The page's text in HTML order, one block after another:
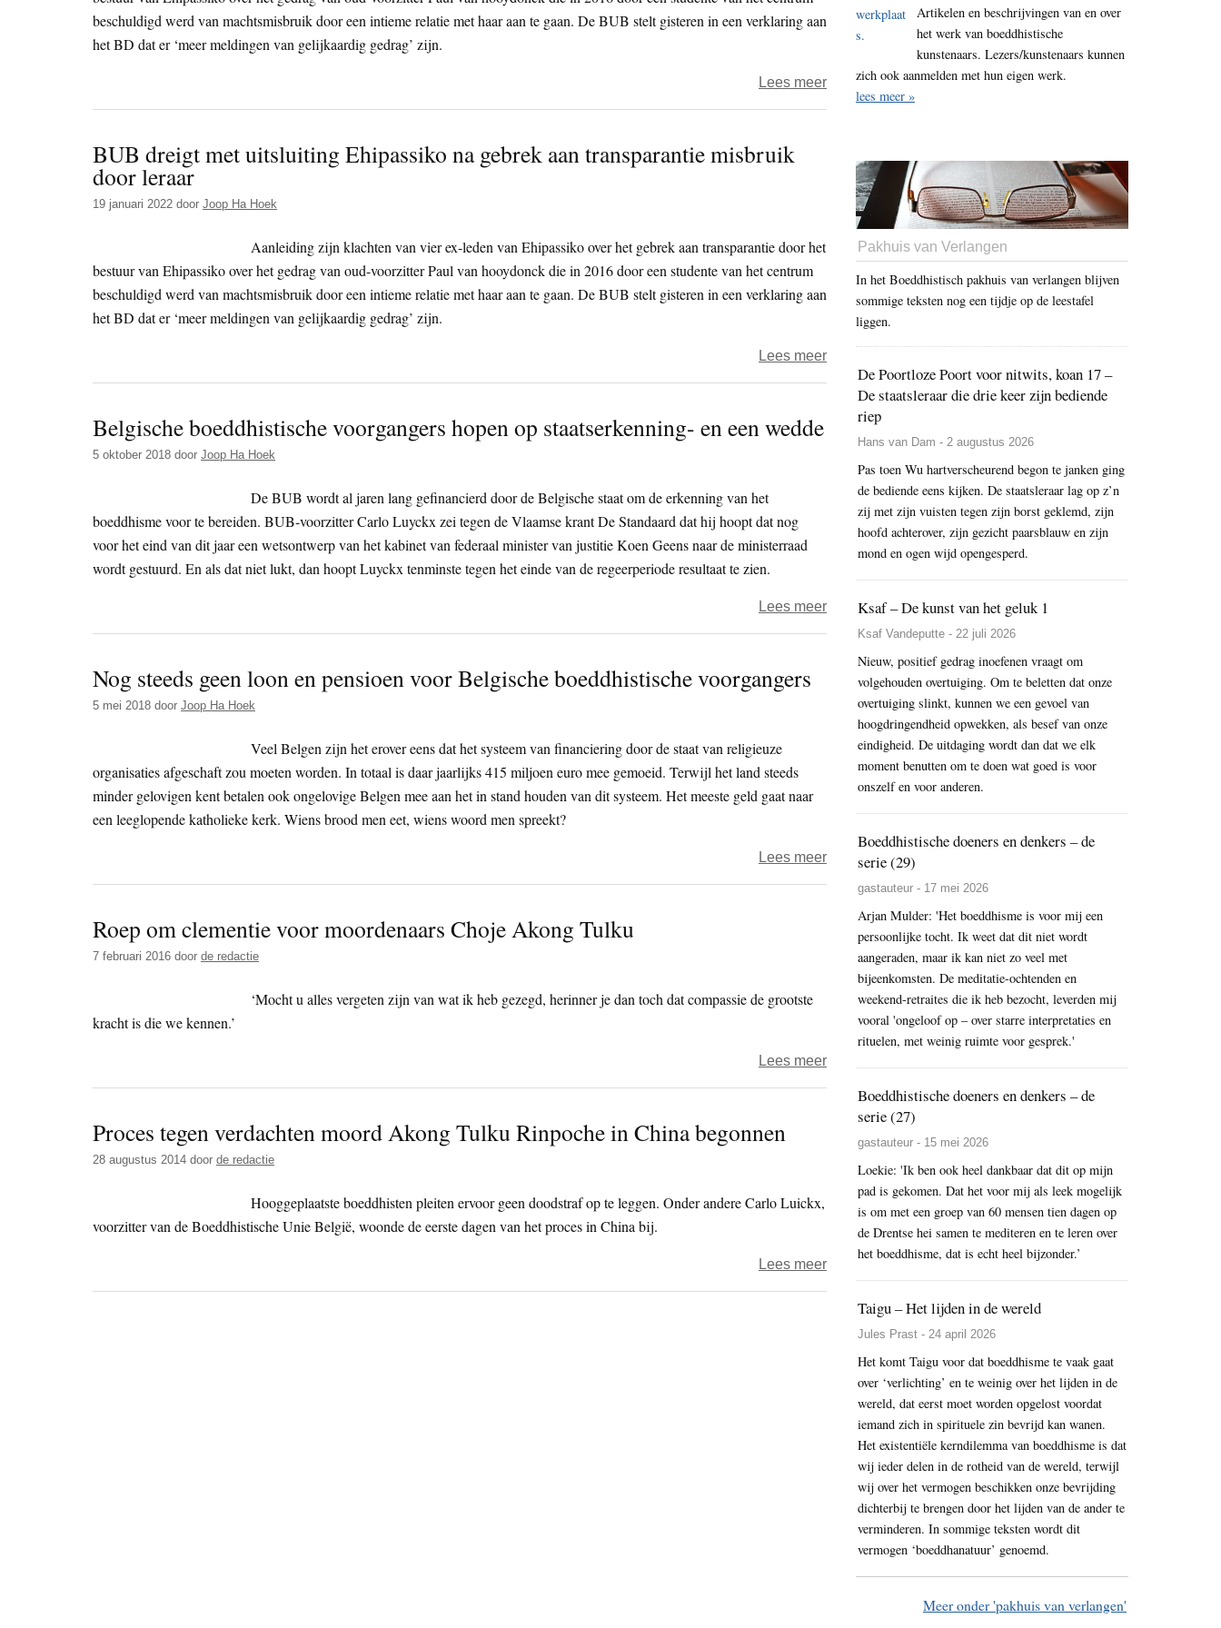
bijdragen
nodig
sereniteit’
beschuldigd werd van machtsmisbruik door een intieme relatie met haar aan te gaan. De BUB stelt gisteren in een verklaring aan
het BD dat er ‘meer meldingen van gelijkaardig gedrag’ zijn.
Lees meerover
BUB
uitsluiting
Ehipassiko
klachten
transparantie
misbruik
door
leraar
hooydonck
BUB dreigt met uitsluiting Ehipassiko na gebrek aan transparantie misbruik
door leraar
19 januari 2022 door Joop Ha Hoek
Aanleiding zijn klachten van vier ex-leden van Ehipassiko over het gebrek aan transparantie door het
bestuur van Ehipassiko over het gedrag van oud-voorzitter Paul van hooydonck die in 2016 door een studente van het centrum
beschuldigd werd van machtsmisbruik door een intieme relatie met haar aan te gaan. De BUB stelt gisteren in een verklaring aan
het BD dat er ‘meer meldingen van gelijkaardig gedrag’ zijn.
Lees meerover
dreigt
uitsluiting
Ehipassiko
gebrek
door
leraar
Belgische boeddhistische voorgangers hopen op staatserkenning- en een wedde
5 oktober 2018 door Joop Ha Hoek
De BUB wordt al jaren lang gefinancierd door de Belgische staat om de erkenning van het
boeddhisme voor te bereiden. BUB-voorzitter Carlo Luyckx zei tegen de Vlaamse krant De Standaard dat hij hoopt dat nog
voor het eind van dit jaar een wetsontwerp van het kabinet van federaal minister van justitie Koen Geens naar de ministerraad
wordt gestuurd. En als dat niet lukt, dan hoopt Luyckx tenminste ­tegen het einde van de regeerperiode resultaat te zien.
Lees meerover
Belgische
voorgangers
hopen
staatserkenning-
Nog steeds geen loon en pensioen voor Belgische boeddhistische voorgangers
5 mei 2018 door Joop Ha Hoek
Veel Belgen zijn het erover eens dat het systeem van financiering door de staat van religieuze
organisaties afgeschaft zou moeten worden. In totaal is daar jaarlijks 415 miljoen euro mee gemoeid. Terwijl het land steeds
minder gelovigen kent betalen ook ongelovige Belgen mee aan het in stand houden van dit systeem. Het meeste geld gaat naar
een leeglopende katholieke kerk. Wiens brood men eet, wiens woord men spreekt?
Lees meerover
pensioen
Belgische
boeddhistische
voorgangers
Roep om clementie voor moordenaars Choje Akong Tulku
7 februari 2016 door de redactie
‘Mocht u alles vergeten zijn van wat ik heb gezegd, herinner je dan toch dat compassie de grootste
kracht is die we kennen.’
Lees meerover
moordenaars
Choje
Akong
Tulku
Proces tegen verdachten moord Akong Tulku Rinpoche in China begonnen
28 augustus 2014 door de redactie
Hooggeplaatste boeddhisten pleiten ervoor geen doodstraf op te leggen. Onder andere Carlo Luickx,
voorzitter van de Boeddhistische Unie België, woonde de eerste dagen van het proces in China bij.
Lees meerover
tegen
verdachten
moord
Akong
Tulku
Rinpoche
China
begonnen
Artikelen en beschrijvingen van en over
het werk van boeddhistische
kunstenaars. Lezers/kunstenaars kunnen
zich ook aanmelden met hun eigen werk.
lees meer »
Pakhuis van Verlangen
In het Boeddhistisch pakhuis van verlangen blijven
sommige teksten nog een tijdje op de leestafel
liggen.
De Poortloze Poort voor nitwits, koan 17 –
De staatsleraar die drie keer zijn bediende
riep
Hans van Dam - 2 augustus 2026
Pas toen Wu hartverscheurend begon te janken ging
de bediende eens kijken. De staatsleraar lag op z’n
zij met zijn vuisten tegen zijn borst geklemd, zijn
hoofd achterover, zijn gezicht paarsblauw en zijn
mond en ogen wijd opengesperd.
Ksaf – De kunst van het geluk 1
Ksaf Vandeputte - 22 juli 2026
Nieuw, positief gedrag inoefenen vraagt om
volgehouden overtuiging. Om te beletten dat onze
overtuiging slinkt, kunnen we een gevoel van
hoogdringendheid opwekken, als besef van onze
eindigheid. De uitdaging wordt dan dat we elk
moment benutten om te doen wat goed is voor
onszelf en voor anderen.
Boeddhistische doeners en denkers – de
serie (29)
gastauteur - 17 mei 2026
Arjan Mulder: 'Het boeddhisme is voor mij een
persoonlijke tocht. Ik weet dat dit niet wordt
aangeraden, maar ik kan niet zo veel met
bijeenkomsten. De meditatie-ochtenden en
weekend-retraites die ik heb bezocht, leverden mij
vooral 'ongeloof op – over starre interpretaties en
rituelen, met weinig ruimte voor gesprek.'
Boeddhistische doeners en denkers – de
serie (27)
gastauteur - 15 mei 2026
Loekie: 'Ik ben ook heel dankbaar dat dit op mijn
pad is gekomen. Dat het voor mij als leek mogelijk
is om met een groep van 60 mensen tien dagen op
de Drentse hei samen te mediteren en te leren over
het boeddhisme, dat is echt heel bijzonder.’
Taigu – Het lijden in de wereld
Jules Prast - 24 april 2026
Het komt Taigu voor dat boeddhisme te vaak gaat
over ‘verlichting’ en te weinig over het lijden in de
wereld, dat eerst moet worden opgelost voordat
iemand zich in spirituele zin bevrijd kan wanen.
Het existentiële kerndilemma van boeddhisme is dat
wij ieder delen in de rotheid van de wereld, terwijl
wij over het vermogen beschikken onze bevrijding
dichterbij te brengen door het lijden van de ander te
verminderen. In sommige teksten wordt dit
vermogen ‘boeddhanatuur’ genoemd.
Meer onder 'pakhuis van verlangen'